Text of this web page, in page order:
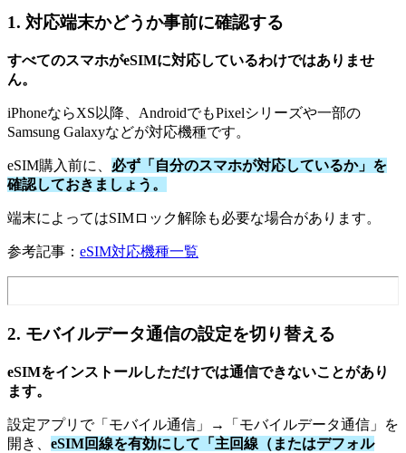
1. 対応端末かどうか事前に確認する
すべてのスマホがeSIMに対応しているわけではありませ
ん。
iPhoneならXS以降、AndroidでもPixelシリーズや一部の
Samsung Galaxyなどが対応機種です。
eSIM購入前に、 必ず「自分のスマホが対応しているか」を
確認しておきましょう。
端末によってはSIMロック解除も必要な場合があります。
参考記事： eSIM対応機種一覧
2. モバイルデータ通信の設定を切り替える
eSIMをインストールしただけでは通信できないことがあり
ます。
設定アプリで「モバイル通信」→「モバイルデータ通信」を
開き、 eSIM回線を有効にして「主回線（またはデフォル